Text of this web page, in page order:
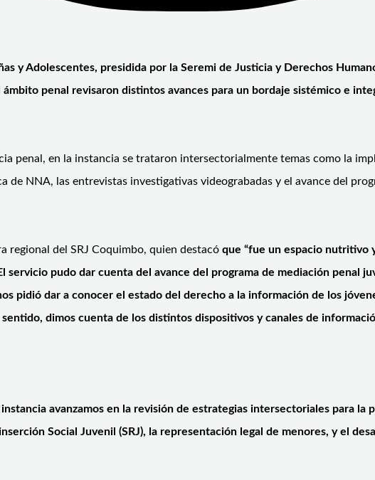
y Adolescentes, presidida por la Seremi de Justicia y Derechos
penal revisaron distintos avances para un bordaje sistémico e
penal, en la instancia se trataron intersectorialmente temas como la
de NNA, las entrevistas investigativas videograbadas y el avance del
regional del SRJ Coquimbo, quien destacó que “fue un espacio nutritivo
pudo dar cuenta del avance del programa de mediación penal
pidió dar a conocer el estado del derecho a la información de los
dimos cuenta de los distintos dispositivos y canales de
instancia avanzamos en la revisión de estrategias intersectoriales para
Social Juvenil (SRJ), la representación legal de menores, y el